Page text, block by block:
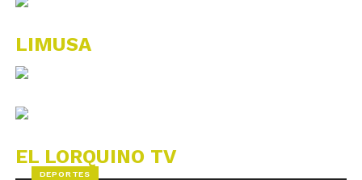
LIMUSA
EL LORQUINO TV
DEPORTES